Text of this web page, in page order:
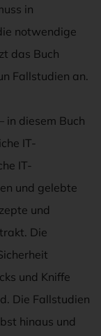
in
notwendige
das Buch
Fallstudien an.
in diesem Buch
IT-
IT-
und gelebte
und
Die
und Kniffe
Die Fallstudien
hinaus und